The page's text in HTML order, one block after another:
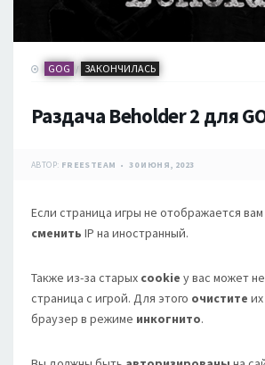
GOG / ЗАКОНЧИЛАСЬ
Раздача Beholder 2 для
АВТОР: FREESTEAM 30 ИЮНЯ, 2023
Если страница игры не отображается
сменить IP на иностранный.
Также из-за старых cookie у вас может
страница с игрой. Для этого очистите
браузер в режиме инкогнито.